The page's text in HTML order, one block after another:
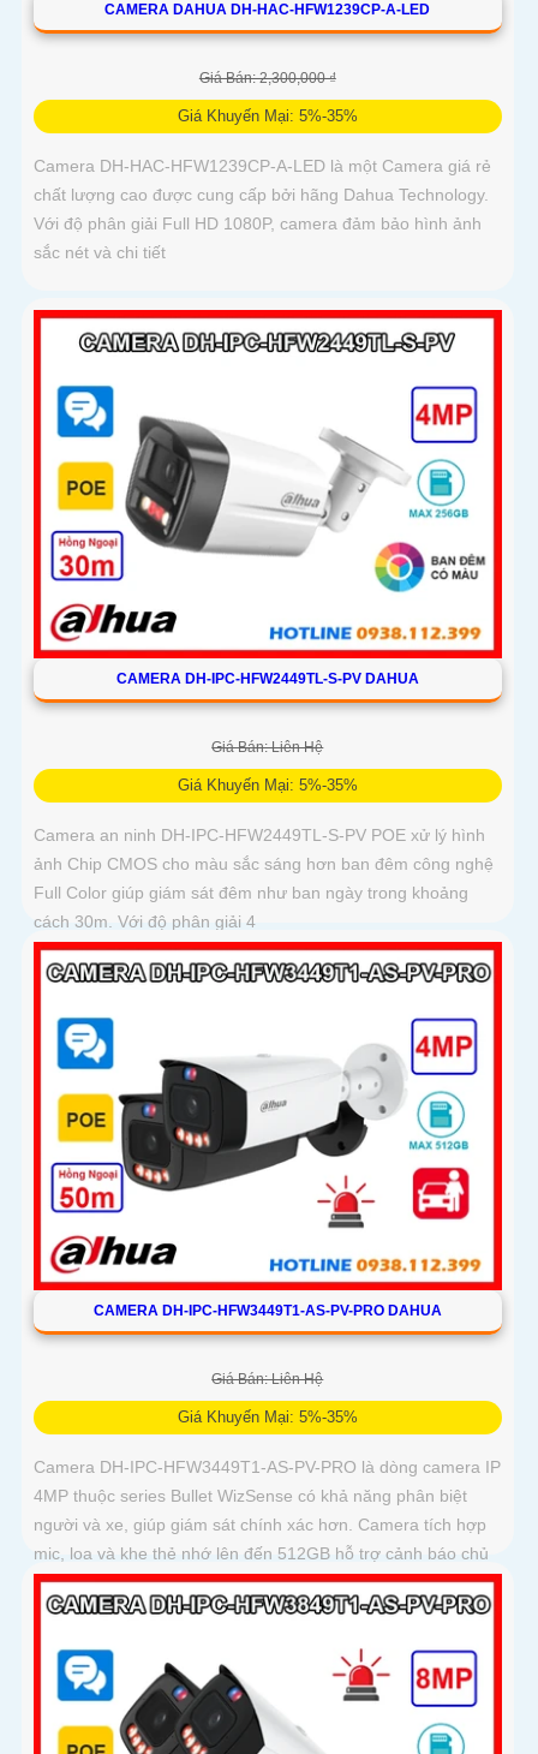
CAMERA DAHUA DH-HAC-HFW1239CP-A-LED
Giá Bán: 2,300,000 ₫
Giá Khuyến Mại: 5%-35%
Camera DH-HAC-HFW1239CP-A-LED là một Camera giá rẻ
chất lượng cao được cung cấp bởi hãng Dahua Technology.
Với độ phân giải Full HD 1080P, camera đảm bảo hình ảnh
sắc nét và chi tiết
CAMERA DH-IPC-HFW2449TL-S-PV DAHUA
Giá Bán: Liên Hệ
Giá Khuyến Mại: 5%-35%
Camera an ninh DH-IPC-HFW2449TL-S-PV POE xử lý hình
ảnh Chip CMOS cho màu sắc sáng hơn ban đêm công nghệ
Full Color giúp giám sát đêm như ban ngày trong khoảng
cách 30m. Với độ phân giải 4
CAMERA DH-IPC-HFW3449T1-AS-PV-PRO DAHUA
Giá Bán: Liên Hệ
Giá Khuyến Mại: 5%-35%
Camera DH-IPC-HFW3449T1-AS-PV-PRO là dòng camera IP
4MP thuộc series Bullet WizSense có khả năng phân biệt
người và xe, giúp giám sát chính xác hơn. Camera tích hợp
mic, loa và khe thẻ nhớ lên đến 512GB hỗ trợ cảnh báo chủ
động với loa và đèn báo xanh đỏ